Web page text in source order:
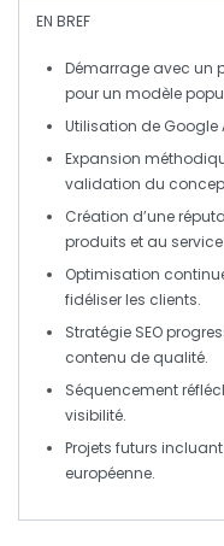
EN BREF
Démarrage avec un
pour un modèle
Utilisation de Google
Expansion
validation du
Création d’une
produits et au
Optimisation
fidéliser les clients.
Stratégie SEO
contenu de qualité.
Séquencement
visibilité.
Projets futurs incluant
européenne.